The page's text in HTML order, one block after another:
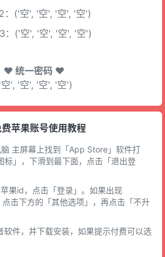
：('空', '空', '空', '空')
：('空', '空', '空', '空')
♥ 统一密码 ♥
', '空', '空', '空')
苹果账号使用教程
主屏幕上找到「App Store」软件打
标」，下滑到最下面，点击「退出登
果id，点击「登录」。如果出现
点击下方的「其他选项」，再点击「不升
软件，并下载安装，如果提示付费可以选